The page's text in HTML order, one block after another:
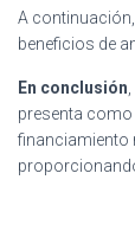
A
beneficios de
En conclusión
presenta como
financiamiento